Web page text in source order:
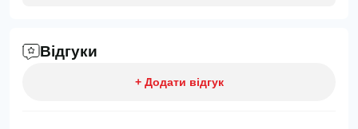
Відгуки
+ Додати відгук